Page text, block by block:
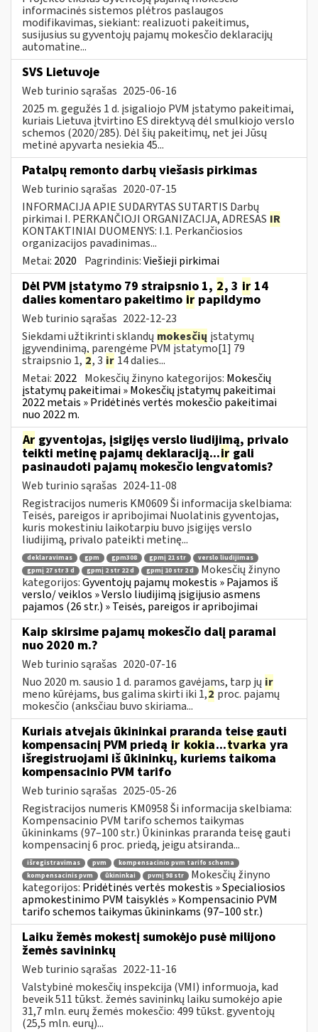
informacinės sistemos plėtros paslaugos
modifikavimas, siekiant: realizuoti pakeitimus,
susijusius su gyventojų pajamų mokesčio deklaracijų
automatine...
SVS Lietuvoje
Web turinio sąrašas 2025-06-16
2025 m. gegužės 1 d. įsigaliojo PVM įstatymo pakeitimai,
kuriais Lietuva įtvirtino ES direktyvą dėl smulkiojo verslo
schemos (2020/285). Dėl šių pakeitimų, net jei Jūsų
metinė apyvarta nesiekia 45...
Patalpų remonto darbų viešasis pirkimas
Web turinio sąrašas 2020-07-15
INFORMACIJA APIE SUDARYTAS SUTARTIS Darbų
pirkimai I. PERKANČIOJI ORGANIZACIJA, ADRESAS IR
KONTAKTINIAI DUOMENYS: I.1. Perkančiosios
organizacijos pavadinimas...
Metai: 2020 Pagrindinis:Viešieji pirkimai
Dėl PVM įstatymo 79 straipsnio 1, 2, 3 ir 14
dalies komentaro pakeitimo ir papildymo
Web turinio sąrašas 2022-12-23
Siekdami užtikrinti sklandų mokesčių įstatymų
įgyvendinimą, parengėme PVM įstatymo[1] 79
straipsnio 1, 2, 3 ir 14 dalies...
Metai: 2022 Mokesčių žinyno kategorijos: Mokesčių
įstatymų pakeitimai » Mokesčių įstatymų pakeitimai
2022 metais » Pridėtinės vertės mokesčio pakeitimai
nuo 2022 m.
Ar gyventojas, įsigijęs verslo liudijimą, privalo
teikti metinę pajamų deklaraciją...ir gali
pasinaudoti pajamų mokesčio lengvatomis?
Web turinio sąrašas 2024-11-08
Registracijos numeris KM0609 Ši informacija skelbiama:
Teisės, pareigos ir apribojimai Nuolatinis gyventojas,
kuris mokestiniu laikotarpiu buvo įsigijęs verslo
liudijimą, privalo pateikti metinę...
deklaravimas gpm gpm308 gpmį 21 str
verslo liudijimas
gpmį 27 str 3 d
gpmį 2 str 22 d gpmį 10 str 2 d
Mokesčių žinyno
kategorijos:Gyventojų pajamų mokestis » Pajamos iš
verslo/ veiklos » Verslo liudijimą įsigijusio asmens
pajamos (26 str.) » Teisės, pareigos ir apribojimai
Kaip skirsime pajamų mokesčio dalį paramai
nuo 2020 m.?
Web turinio sąrašas 2020-07-16
Nuo 2020 m. sausio 1 d. paramos gavėjams, tarp jų ir
meno kūrėjams, bus galima skirti iki 1,2 proc. pajamų
mokesčio (anksčiau buvo skiriama...
Kuriais atvejais ūkininkai praranda teisę gauti
kompensacinį PVM priedą ir kokia...tvarka yra
išregistruojami iš ūkininkų, kuriems taikoma
kompensacinio PVM tarifo
Web turinio sąrašas 2025-05-26
Registracijos numeris KM0958 Ši informacija skelbiama:
Kompensacinio PVM tarifo schemos taikymas
ūkininkams (97–100 str.) Ūkininkas praranda teisę gauti
kompensacinį 6 proc. priedą, jeigu atsiranda...
išregistravimas pvm
kompensacinio pvm tarifo schema
kompensacinis pvm
ūkininkai pvmį 98 str
Mokesčių žinyno
kategorijos: Pridėtinės vertės mokestis » Specialiosios
apmokestinimo PVM taisyklės » Kompensacinio PVM
tarifo schemos taikymas ūkininkams (97–100 str.)
Laiku žemės mokestį sumokėjo pusė milijono
žemės savininkų
Web turinio sąrašas 2022-11-16
Valstybinė mokesčių inspekcija (VMI) informuoja, kad
beveik 511 tūkst. žemės savininkų laiku sumokėjo apie
31,7 mln. eurų žemės mokesčio: 499 tūkst. gyventojų
(25,5 mln. eurų)...